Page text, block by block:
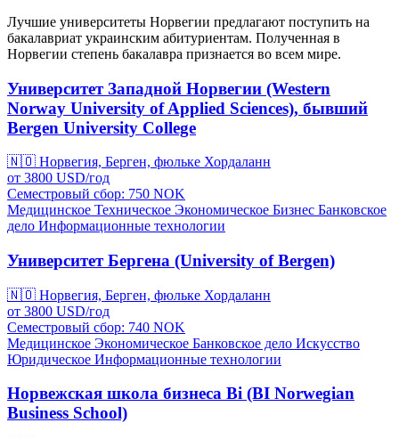
Лучшие университеты Норвегии предлагают поступить на
бакалавриат украинским абитуриентам. Полученная в
Норвегии степень бакалавра признается во всем мире.
Университет Западной Норвегии (Western
Norway University of Applied Sciences), бывший
Bergen University College
🇳🇴 Норвегия, Берген, фюльке Хордаланн
от 3800 USD/год
Семестровый сбор: 750 NOK
Медицинское Техническое Экономическое Бизнес Банковское
дело Информационные технологии
Университет Бергена (University of Bergen)
🇳🇴 Норвегия, Берген, фюльке Хордаланн
от 3800 USD/год
Семестровый сбор: 740 NOK
Медицинское Экономическое Банковское дело Искусство
Юридическое Информационные технологии
Норвежская школа бизнеса Bi (BI Norwegian
Business School)